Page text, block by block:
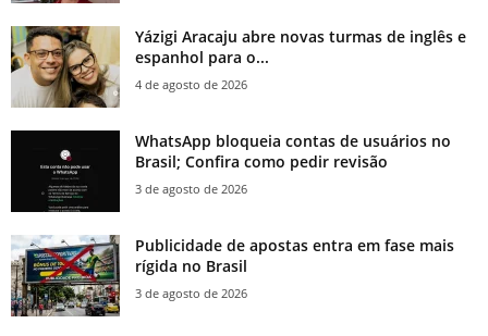
Yázigi Aracaju abre novas turmas de inglês e
espanhol para o...
4 de agosto de 2026
WhatsApp bloqueia contas de usuários no
Brasil; Confira como pedir revisão
3 de agosto de 2026
Publicidade de apostas entra em fase mais
rígida no Brasil
3 de agosto de 2026